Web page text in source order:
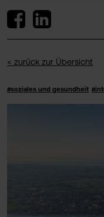
< zurück zur Übersicht
#soziales und gesundheit